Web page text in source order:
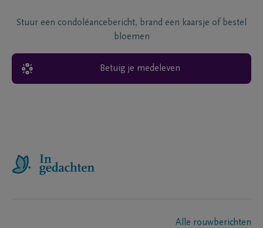
Stuur een condoléancebericht, brand een kaarsje of bestel
bloemen
Betuig je medeleven
Alle rouwberichten